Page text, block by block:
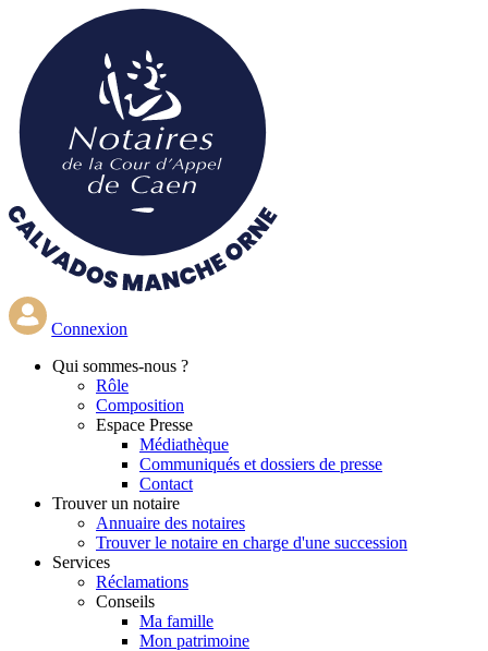
contenu
principal
Connexion
Qui sommes-nous ?
Rôle
Composition
Espace Presse
Médiathèque
Communiqués et dossiers de presse
Contact
Trouver un notaire
Annuaire des notaires
Trouver le notaire en charge d'une succession
Services
Réclamations
Conseils
Ma famille
Mon patrimoine